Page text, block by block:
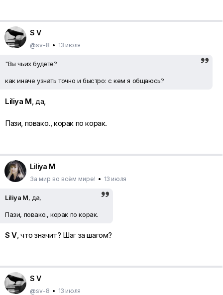
S V
@sv-8 • 13 июля
"Вы чьих будете?
как иначе узнать точно и быстро: с кем я общаюсь?
S V, сербский стоит учить, чтобы понять с кем общаюсь и о
Liliya M , да,
Пази, повако., корак по корак.
Liliya M
За мир во всём мире! • 13 июля
Liliya M, да,
Пази, повако., корак по корак.
S V, что значит? Шаг за шагом?
S V
@sv-8 • 13 июля